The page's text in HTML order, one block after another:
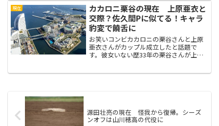
クメン オブ ザ イヤー」を受賞していたこ
とから、今回の不倫...
現在
カカロニ栗谷の現在 上原亜衣と
交際？佐久間Pに似てる！キャラ
豹変で饒舌に
お笑いコンビカカロニの栗谷さんと上原
亜衣さんがカップル成立したと話題で
す。彼女いない歴33年の栗谷さんが上原
源田壮亮の現在 怪我から復帰。シーズ
ンオフは山川穂高の代役に